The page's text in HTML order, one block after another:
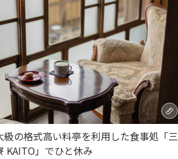
級の格式高い料亭を利用した食事処「三
KAITO」でひと休み